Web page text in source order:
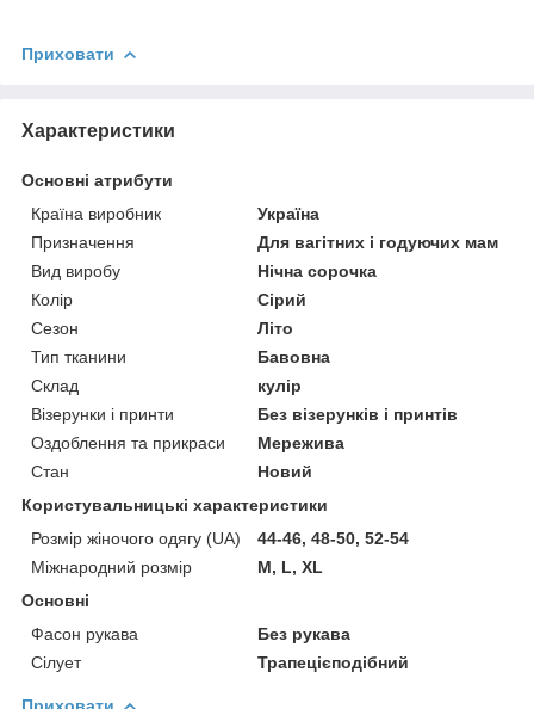
Приховати
Характеристики
Основні атрибути
Країна виробник
Україна
Призначення
Для вагітних і годуючих мам
Вид виробу
Нічна сорочка
Колір
Сірий
Сезон
Літо
Тип тканини
Бавовна
Склад
кулір
Візерунки і принти
Без візерунків і принтів
Оздоблення та прикраси
Мережива
Стан
Новий
Користувальницькі характеристики
Розмір жіночого одягу (UA)
44-46, 48-50, 52-54
Міжнародний розмір
М, L, XL
Основні
Фасон рукава
Без рукава
Сілует
Трапецієподібний